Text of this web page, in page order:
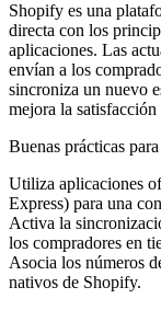
Shopify es una
directa con los
aplicaciones. Las
envían a los
sincroniza un nuevo
mejora la
Buenas prácticas
Utiliza aplicaciones
Express) para una
Activa la
los compradores en
Asocia los números
nativos de Shopify.